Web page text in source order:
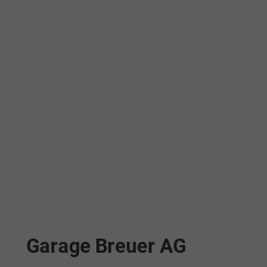
Garage Breuer AG